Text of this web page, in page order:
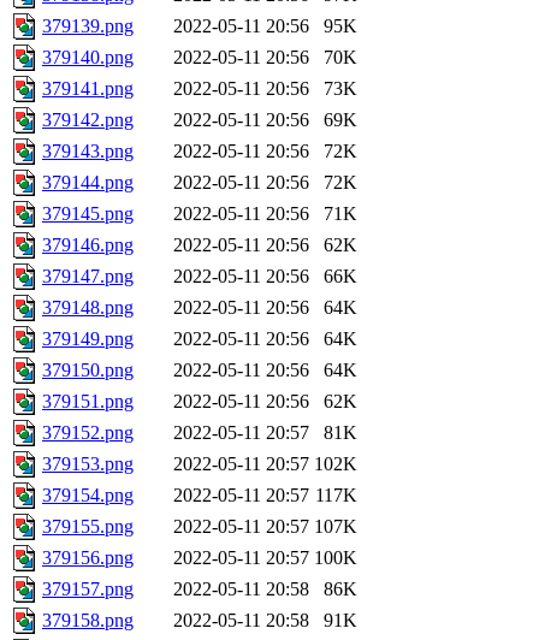
379139.png
2022-05-11 20:56
95K
379140.png
2022-05-11 20:56
70K
379141.png
2022-05-11 20:56
73K
379142.png
2022-05-11 20:56
69K
379143.png
2022-05-11 20:56
72K
379144.png
2022-05-11 20:56
72K
379145.png
2022-05-11 20:56
71K
379146.png
2022-05-11 20:56
62K
379147.png
2022-05-11 20:56
66K
379148.png
2022-05-11 20:56
64K
379149.png
2022-05-11 20:56
64K
379150.png
2022-05-11 20:56
64K
379151.png
2022-05-11 20:56
62K
379152.png
2022-05-11 20:57
81K
379153.png
2022-05-11 20:57 102K
379154.png
2022-05-11 20:57 117K
379155.png
2022-05-11 20:57 107K
379156.png
2022-05-11 20:57 100K
379157.png
2022-05-11 20:58
86K
379158.png
2022-05-11 20:58
91K